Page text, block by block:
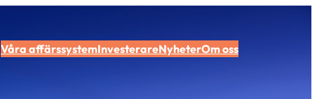
Våra affärssystemInvesterareNyheterOm oss